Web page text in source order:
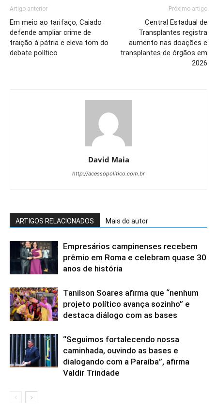
Artigo anterior
Em meio ao tarifaço, Caiado
defende ampliar crime de
traição à pátria e eleva tom do
debate político
Próximo artigo
Central Estadual de
Transplantes registra
aumento nas doações e
transplantes de órgãos em
2026
David Maia
http://acessopolitico.com.br
ARTIGOS RELACIONADOS Mais do autor
Empresários campinenses recebem
prêmio em Roma e celebram quase 30
anos de história
Tanilson Soares afirma que “nenhum
projeto político avança sozinho” e
destaca diálogo com as bases
“Seguimos fortalecendo nossa
caminhada, ouvindo as bases e
dialogando com a Paraíba”, afirma
Valdir Trindade